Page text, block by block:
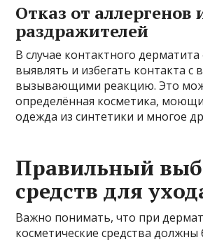
Отказ от аллергенов
раздражителей
В случае контактного
выявлять и избегать контакта с
вызывающими реакцию. Это
определённая косметика,
одежда из синтетики и многое
Правильный
средств для
Важно понимать, что при
косметические средства должны